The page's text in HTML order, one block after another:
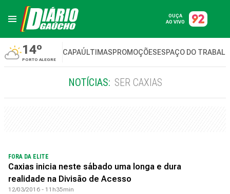
OUÇA
AO VIVO
14º
PORTO ALEGRE
CAPAÚLTIMASPROMOÇÕESESPAÇO DO
NOTÍCIAS: SER CAXIAS
FORA DA ELITE
Caxias inicia neste sábado uma longa e dura
realidade na Divisão de Acesso
12/03/2016 - 11h35min